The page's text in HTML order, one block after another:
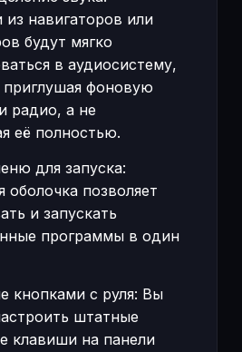
из навигаторов или
будут мягко
в аудиосистему,
приглушая фоновую
радио, а не
её полностью.
для запуска:
оболочка позволяет
и запускать
программы в один
кнопками с руля: Вы
штатные
клавиши на панели